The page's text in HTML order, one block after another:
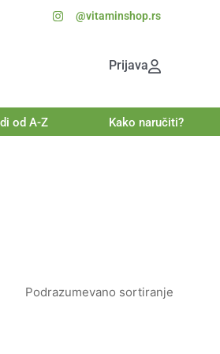
@vitaminshop.rs
Prijava
od A-Z Kako naručiti?